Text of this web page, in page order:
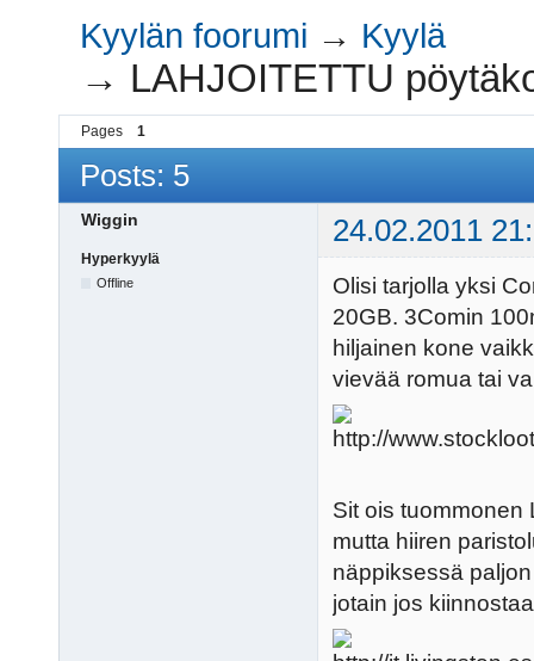
Kyylän foorumi → Kyylä
→ LAHJOITETTU
Pages 1
Posts: 5
Wiggin 24.02.2011
Hyperkyylä
Offline
Olisi tarjolla yksi
20GB. 3Comin
hiljainen kone
vievää romua tai
Sit ois tuommonen
mutta hiiren
näppiksessä
jotain jos